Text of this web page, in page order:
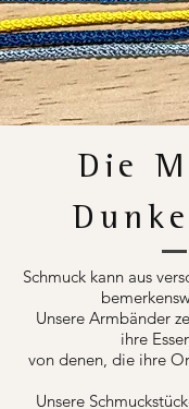
Die
Schmuck kann aus
Unsere Armbänder
ihre
von denen, die ihre
Unsere